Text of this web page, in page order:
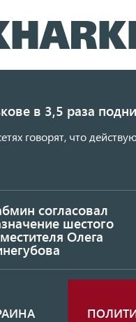
в 3,5 раза
говорят, что
согласовал
шестого
Олега